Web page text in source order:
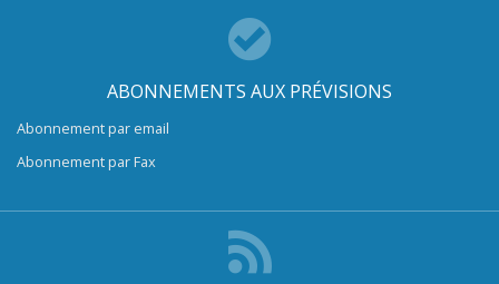
ABONNEMENTS AUX PRÉVISIONS
Abonnement par email
Abonnement par Fax